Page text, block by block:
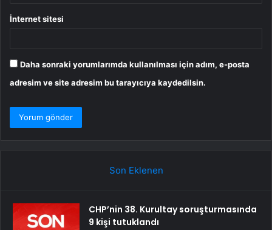
İnternet sitesi
Daha sonraki yorumlarımda kullanılması için adım, e-posta
adresim ve site adresim bu tarayıcıya kaydedilsin.
Son Eklenen
CHP’nin 38. Kurultay soruşturmasında
9 kişi tutuklandı